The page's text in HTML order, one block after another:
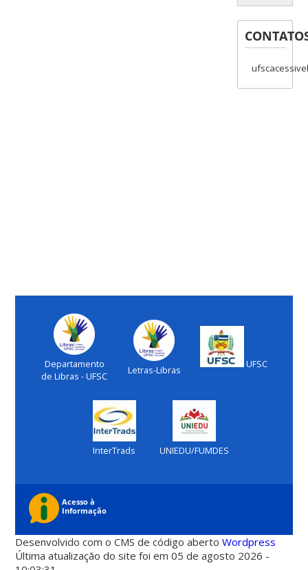
Departamento
de Libras - UFSC
Letras-Libras UFSC
InterTrads UNIEDU/FUMDES
Desenvolvido com o CMS de código abertoWordpress
Última atualização do site foi em 05 de agosto 2026 -